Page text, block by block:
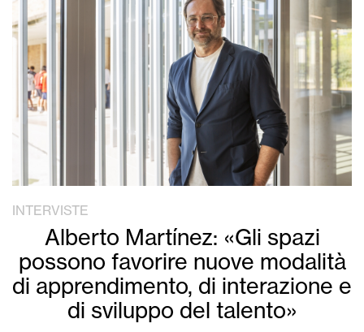
INTERVISTE
Alberto Martínez: «Gli spazi
possono favorire nuove modalità
di apprendimento, di interazione e
di sviluppo del talento»